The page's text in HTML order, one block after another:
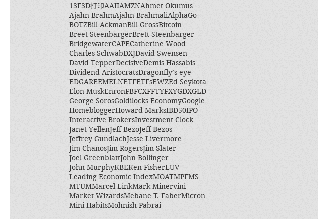
13F3D打印AAIIAMZNAhmet Okumus
Ajahn BrahmAjahn BrahmaliAlphaGo
BOTZBill AckmanBill GrossBitcoin
Breet SteenbargerBrett Steenbarger
BridgewaterCAPECatherine Wood
Charles SchwabDXJDavid Swensen
David TepperDecisiveDemis Hassabis
Dividend AristocratsDragonfly’s eye
EDGAREEMELNETFETFsEWZEd Seykota
Elon MuskEnronFBFCXFFTYFXYGDXGLD
George SorosGoldilocks EconomyGoogle
HomebloggerHoward MarksIBD50IPO
Interactive BrokersInvestment Clock
Janet YellenJeff BezoJeff Bezos
Jeffrey GundlachJesse Livermore
Jim ChanosJim RogersJim Slater
Joel GreenblattJohn Bollinger
John MurphyKBEKen FisherLUV
Leading Economic IndexMOATMPFMS
MTUMMarcel LinkMark Minervini
Market WizardsMebane T. FaberMicron
Mini HabitsMohnish Pabrai